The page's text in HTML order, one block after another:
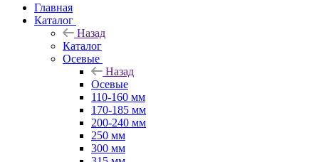
Главная
Каталог
Назад
Каталог
Осевые
Назад
Осевые
110-160 мм
170-185 мм
200-240 мм
250 мм
300 мм